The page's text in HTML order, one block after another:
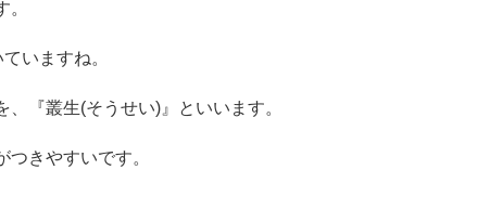
いますね。
『叢生(そうせい)』といいます。
きやすいです。